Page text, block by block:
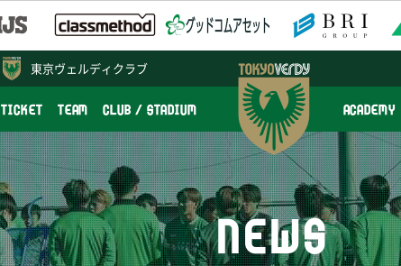
東京ヴェルディクラブ
TICKET TEAM CLUB / STADIUM ACADEMY
NEWS